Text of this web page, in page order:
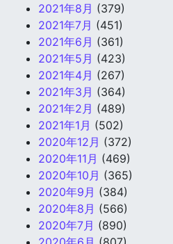
2021年8月 (379)
2021年7月 (451)
2021年6月 (361)
2021年5月 (423)
2021年4月 (267)
2021年3月 (364)
2021年2月 (489)
2021年1月 (502)
2020年12月 (372)
2020年11月 (469)
2020年10月 (365)
2020年9月 (384)
2020年8月 (566)
2020年7月 (890)